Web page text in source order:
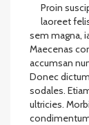
Proin
laoreet
sem magna,
Maecenas
accumsan
Donec
sodales.
ultricies.